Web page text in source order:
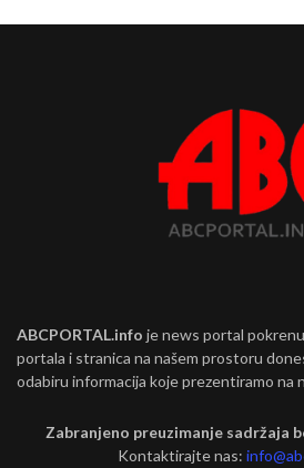
ABCPORTAL.info je news portal
portala i stranica na našem prostoru
odabiru informacija koje prezentiramo na
Zabranjeno preuzimanje sadržaja
Kontaktirajte nas: